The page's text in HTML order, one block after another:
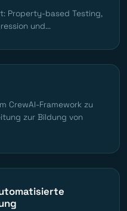
Property-based Testing,
und...
CrewAI-Framework zu
zur Bildung von